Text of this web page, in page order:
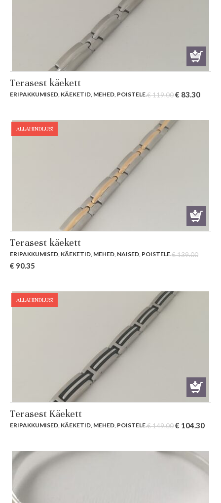
Terasest käekett
ERIPAKKUMISED KÄEKETID MEHED POISTELE.€119.00Original
€ 119.00.
€ 83.30
ALLAHINDLUS!
Terasest käekett
ERIPAKKUMISED, KÄEKETID, MEHED, NAISED, POISTELE.€139.00
Original
€ 139.00.
€ 90.35
€ 90.35.
ALLAHINDLUS!
Terasest Käekett
ERIPAKKUMISED KÄEKETID MEHED POISTELE.€149.00Original
€ 149.00.
€ 104.30